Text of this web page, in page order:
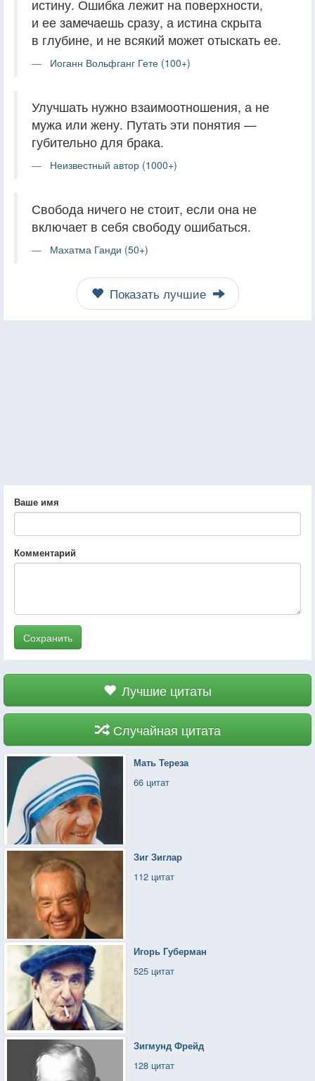
истину. Ошибка лежит на поверхности,
и ее замечаешь сразу, а истина скрыта
в глубине, и не всякий может отыскать ее.
Иоганн Вольфганг Гете (100+)
Улучшать нужно взаимоотношения, а не
мужа или жену. Путать эти понятия —
губительно для брака.
Неизвестный автор (1000+)
Свобода ничего не стоит, если она не
включает в себя свободу ошибаться.
Махатма Ганди (50+)
Показать лучшие
Ваше имя
Комментарий
Сохранить
Лучшие цитаты
Случайная цитата
Мать Тереза
66 цитат
Зиг Зиглар
112 цитат
Игорь Губерман
525 цитат
Зигмунд Фрейд
128 цитат